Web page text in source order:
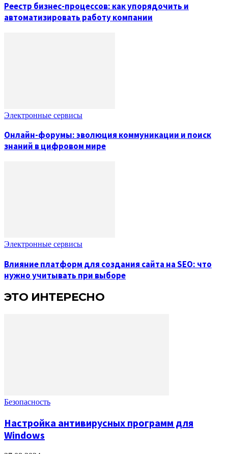
Реестр бизнес-процессов: как упорядочить и
автоматизировать работу компании
Электронные сервисы
Онлайн-форумы: эволюция коммуникации и поиск
знаний в цифровом мире
Электронные сервисы
Влияние платформ для создания сайта на SEO: что
нужно учитывать при выборе
ЭТО ИНТЕРЕСНО
Безопасность
Настройка антивирусных программ для
Windows